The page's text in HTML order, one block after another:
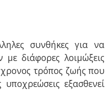
συνθήκες για να
διάφορες λοιμώξεις
τρόπος ζωής που
υποχρεώσεις εξασθενεί